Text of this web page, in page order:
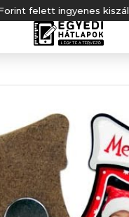
felett ingyenes kiszállítás!